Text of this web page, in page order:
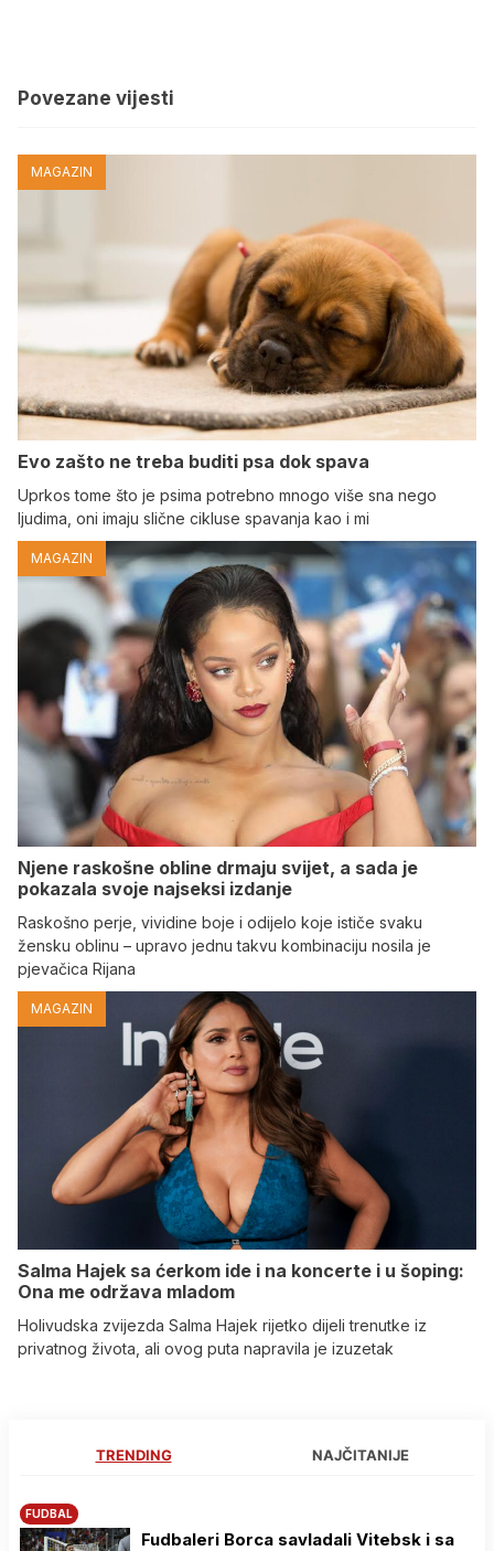
Povezane vijesti
MAGAZIN
Evo zašto ne treba buditi psa dok spava
Uprkos tome što je psima potrebno mnogo više sna nego
ljudima, oni imaju slične cikluse spavanja kao i mi
MAGAZIN
Njene raskošne obline drmaju svijet, a sada je
pokazala svoje najseksi izdanje
Raskošno perje, vividine boje i odijelo koje ističe svaku
žensku oblinu – upravo jednu takvu kombinaciju nosila je
pjevačica Rijana
MAGAZIN
Salma Hajek sa ćerkom ide i na koncerte i u šoping:
Ona me održava mladom
Holivudska zvijezda Salma Hajek rijetko dijeli trenutke iz
privatnog života, ali ovog puta napravila je izuzetak
TRENDING NAJČITANIJE
FUDBAL
Fudbaleri Borca savladali Vitebsk i sa